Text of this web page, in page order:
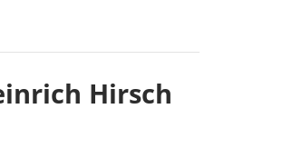
Hirsch